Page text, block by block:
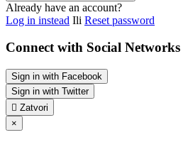
Already have an account?
Log in instead Ili Reset password
Connect with Social Networks
Sign in with Facebook
Sign in with Twitter
 Zatvori
×